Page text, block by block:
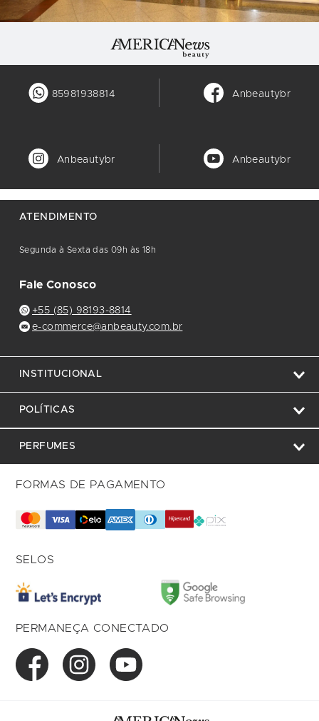
85981938814 Anbeautybr
Anbeautybr Anbeautybr
ATENDIMENTO
Segunda à Sexta das 09h às 18h
Fale Conosco
+55 (85) 98193-8814
e-commerce@anbeauty.com.br
INSTITUCIONAL
POLÍTICAS
PERFUMES
FORMAS DE PAGAMENTO
SELOS
PERMANEÇA CONECTADO